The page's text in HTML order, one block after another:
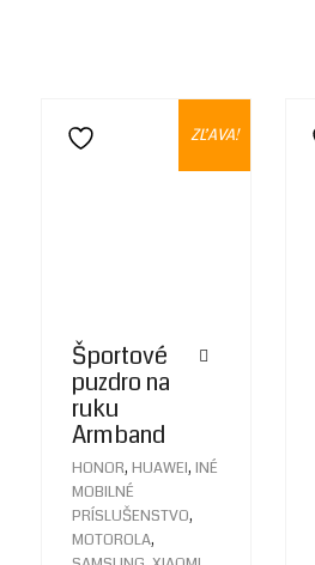
Pridať do zoznamu želaní
ZĽAVA!
Športové
puzdro na
ruku
Armband
HONOR, HUAWEI, INÉ
MOBILNÉ
PRÍSLUŠENSTVO,
MOTOROLA,